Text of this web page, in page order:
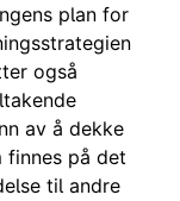
plan for
også
av å dekke
finnes på det
til andre